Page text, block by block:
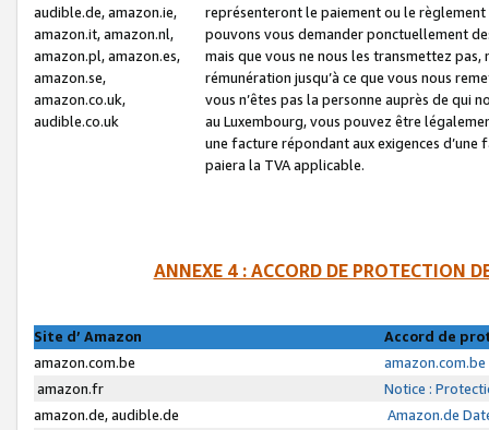
audible.de, amazon.ie,
amazon.it, amazon.nl,
amazon.pl, amazon.es,
amazon.se,
amazon.co.uk,
audible.co.uk
représenteront le paiement ou le
pouvons vous demander ponctuellement
mais que vous ne nous les transmettez
rémunération jusqu’à ce que vous nous
vous n’êtes pas la personne auprès de qui
au Luxembourg, vous pouvez être
une facture répondant aux exigences
paiera la TVA applicable.
ANNEXE 4 : ACCORD DE PROTECTION
Site d’ Amazon
Accord de
amazon.com.be
amazon.fr
Notice :
amazon.de, audible.de
Amazon.de